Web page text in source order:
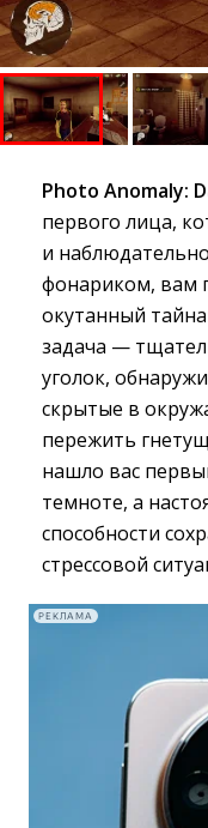
Photo Anomaly:
первого лица,
и
фонариком, вам
окутанный
задача —
уголок,
скрытые в
пережить
нашло вас
темноте, а
способности
стрессовой
РЕКЛАМА